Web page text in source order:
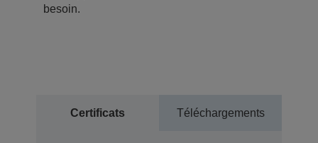
besoin.
Certificats Téléchargements